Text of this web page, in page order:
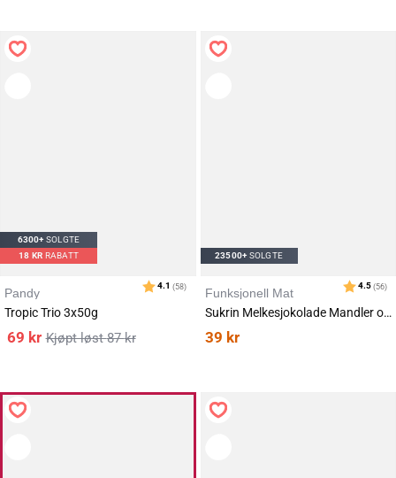
Karakter:
4.5
6300+SOLGTE
18 KR RABATT
Pandy
Tropic Trio 3x50g
87kr
69 kr
23500+SOLGTE
Funksjonell Mat
Sukrin Melkesjokolade Mandler og Havsalt 40g
39 kr